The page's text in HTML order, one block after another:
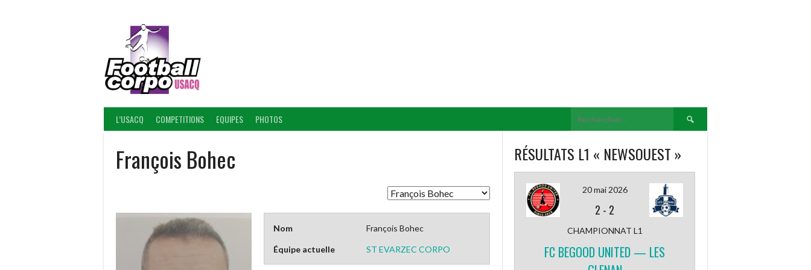
L’USACQ COMPETITIONS EQUIPES PHOTOS Rechercher :
François Bohec
Nom François Bohec
Équipe actuelle ST EVARZEC CORPO
RÉSULTATS L1 « NEWSOUEST »
20 mai 2026
2 - 2
CHAMPIONNAT L1
FC BEGOOD UNITED — LES